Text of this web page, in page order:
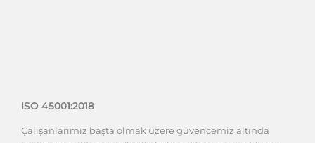
ISO 45001:2018
Çalışanlarımız başta olmak üzere güvencemiz altında